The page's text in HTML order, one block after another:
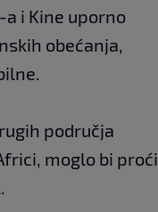
a i Kine uporno
obećanja,
područja
moglo bi proći